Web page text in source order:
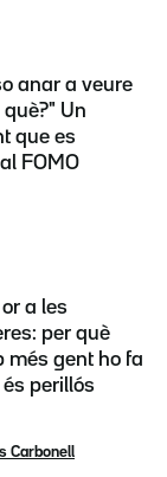
anar a veure
què?" Un
que es
FOMO
a les
per què
més gent ho fa
perillós
Carbonell